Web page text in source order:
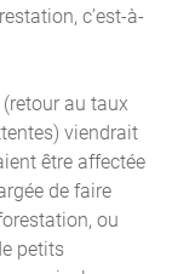
c’est-à-
au taux
viendrait
être affectée
de faire
ou
petits